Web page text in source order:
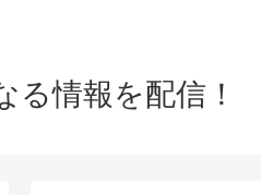
情報を配信！